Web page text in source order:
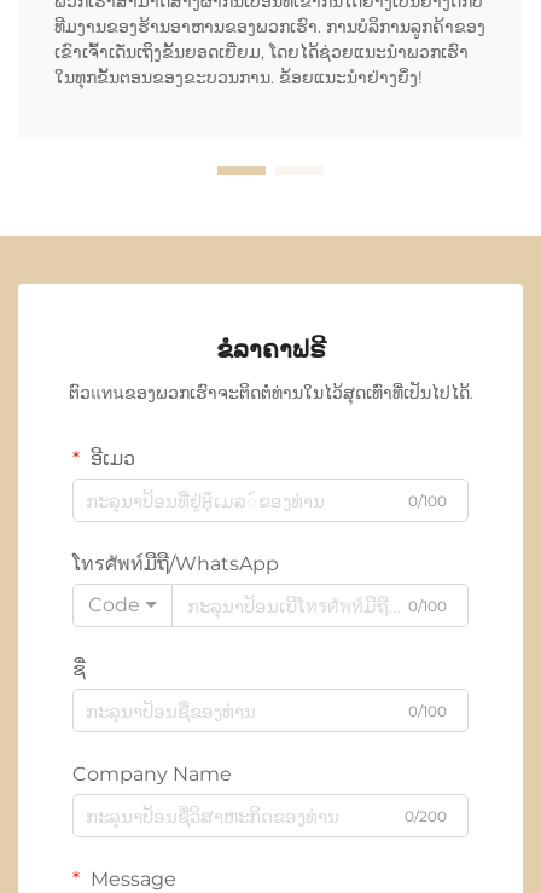
ທີມງານຂອງຮ້ານອາຫານຂອງພວກເຮົາ. ການບໍລິການລູກຄ້າຂອງ
ເຂົາເຈົ້າເດັ່ນເຖິງຂັ້ນຍອດເຍີ່ຍມ, ໂດຍໄດ້ຊ່ວຍແນະນຳພວກເຮົາ
ໃນທຸກຂັ້ນຕອນຂອງຂະບວນການ. ຂ້ອຍແນະນຳຢ່າງຍິ່ງ!
ຂໍລາຄາຟຣີ
ຕົວแทนຂອງພວກເຮົາຈະຕິດຕໍ່ທ່ານໃນໄວ້ສຸດເທົ່າທີ່ເປັນໄປໄດ້.
ອີເມວ
0/100
ໂทรศัพท์ມືຖື/WhatsApp
Code
0/100
ຊື່
0/100
Company Name
0/200
Message